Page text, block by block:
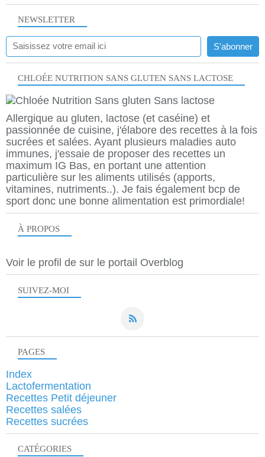
NEWSLETTER
SUIVEZ-MOI
CHLOÉE NUTRITION SANS GLUTEN SANS LACTOSE
Allergique au gluten, lactose (et caséine) et
passionnée de cuisine, j'élabore des recettes à la fois
sucrées et salées. Ayant plusieurs maladies auto
immunes, j'essaie de proposer des recettes un
maximum IG Bas, en portant une attention
particulière sur les aliments utilisés (apports,
vitamines, nutriments..). Je fais également bcp de
sport donc une bonne alimentation est primordiale!
À PROPOS
Voir le profil de sur le portail Overblog
PAGES
Index
Lactofermentation
Recettes Petit déjeuner
Recettes salées
Recettes sucrées
CATÉGORIES